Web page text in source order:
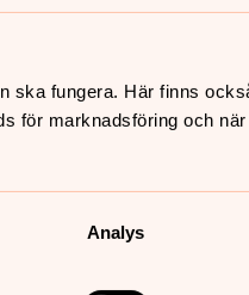
ska fungera. Här finns
för marknadsföring och
Analys
ingen
på
många